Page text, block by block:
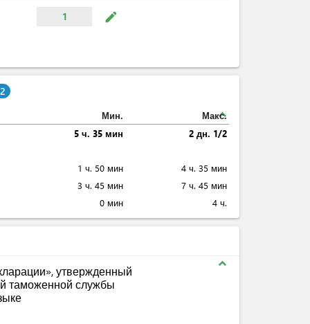
1 mode_edit
expand_less
Мин.
Макс.
5 ч. 35 мин
2 дн. 1/2
1 ч. 50 мин
4 ч. 35 мин
3 ч. 45 мин
7 ч. 45 мин
0 мин 4 ч.
expand_less
утвержденный
таможенной службы